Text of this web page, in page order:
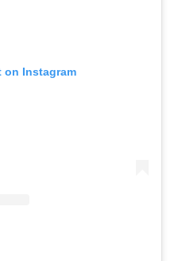
on Instagram